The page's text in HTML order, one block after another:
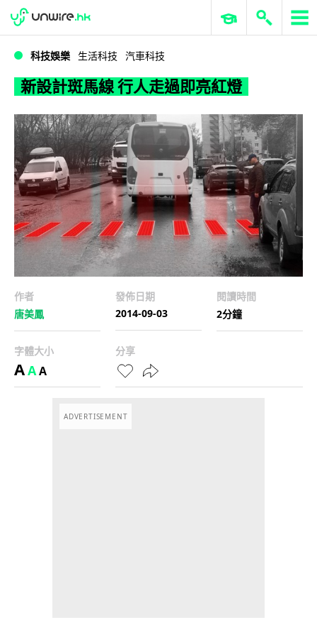
新設計斑馬線 行人走過即亮紅燈
WWDC 2026 ERP 與商業 AI
科技娛樂 生活科技 汽車科技
新設計斑馬線 行人走過即亮紅燈
作者
唐美鳳
發佈日期
2014-09-03
閱讀時間
2分鐘
字體大小
AAA
分享
ADVERTISEMENT